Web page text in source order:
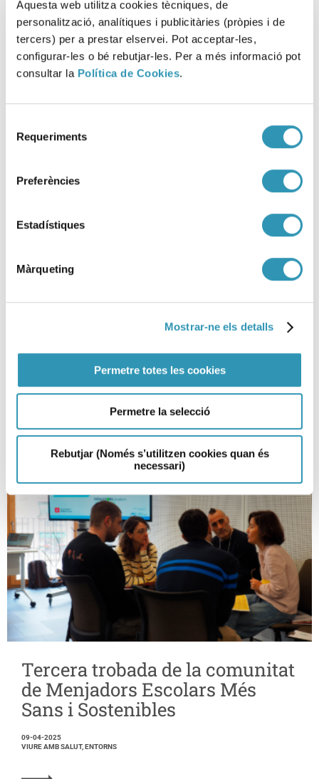
Aquesta web utilitza cookies tècniques, de
personalització, analítiques i publicitàries (pròpies i de
tercers) per a prestar elservei. Pot acceptar-les,
configurar-les o bé rebutjar-les. Per a més informació pot
consultar la Política de Cookies.
Requeriments
Preferències
Estadístiques
Màrqueting
Mostrar-ne els detalls
Permetre totes les cookies
Permetre la selecció
Rebutjar (Només s’utilitzen cookies quan és
necessari)
VIURE AMB SALUT
Ampliació de la vacuna contra
el virus del papil·loma humà en
nois de fins a 18 anys
VIURE AMB SALUT, VACUNES
Tercera trobada de la comunitat
de Menjadors Escolars Més
Sans i Sostenibles
09-04-2025
VIURE AMB SALUT, ENTORNS